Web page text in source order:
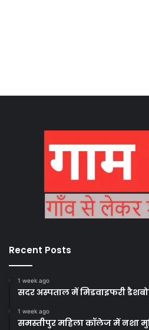
Recent Posts
1 week ago
सदर अस्पताल में मिडवाइफरी
1 week ago
समस्तीपुर महिला कॉलेज में नशा